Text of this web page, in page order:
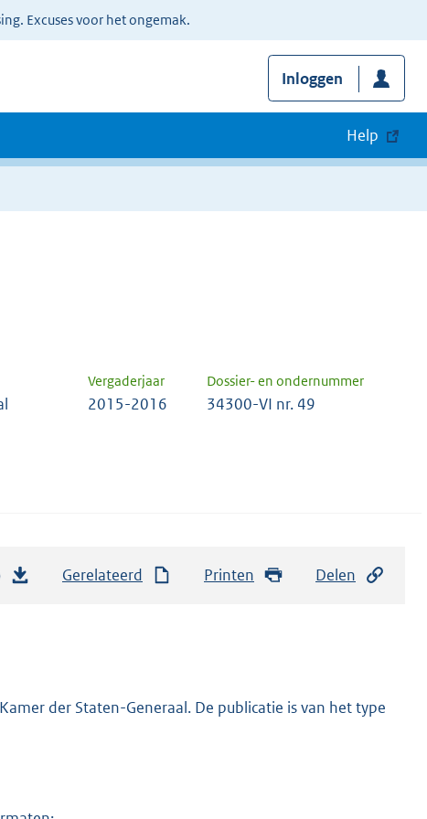
Excuses voor het ongemak.
Inloggen
Help
Vergaderjaar Dossier- en ondernummer
2015-2016 34300-VI nr. 49
n
Gerelateerd Printen Delen
der Staten-Generaal. De publicatie is van het type